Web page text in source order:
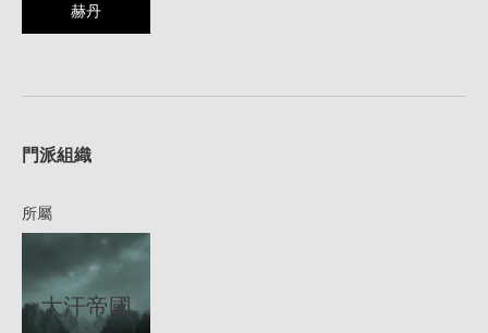
赫丹
門派組織
所屬
大汗帝國